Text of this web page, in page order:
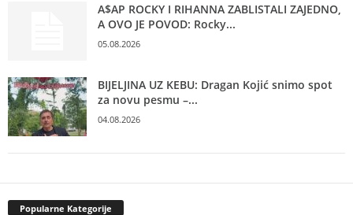
A$AP ROCKY I RIHANNA ZABLISTALI ZAJEDNO,
A OVO JE POVOD: Rocky...
05.08.2026
BIJELJINA UZ KEBU: Dragan Kojić snimo spot
za novu pesmu –...
04.08.2026
Popularne Kategorije